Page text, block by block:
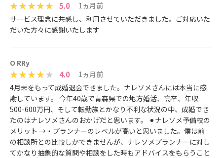
5.0
1ヵ月前
サービス理念に共感し、利用させていただきました。ご対応いた
だいた方々に感謝いたします
O RRy
4.0
1ヵ月前
4月末をもって成婚退会できました。ナレソメさんには本当に感
謝しています。 今年40歳で青森県での地方婚活、高卒、年収
500-600万円、そして転勤族とかなり不利な状況の中、成婚でき
たのはナレソメさんのおかげだと思います。 ⚫︎ナレソメ予備校の
メリット →・プランナーのレベルが高いと思いました。僕は前
の相談所との比較しかできませんが、ナレソメプランナーに対し
てかなり抽象的な質問や相談をした時もアドバイスをもらうこと